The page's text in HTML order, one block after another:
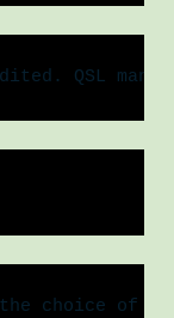
QSL
choice of